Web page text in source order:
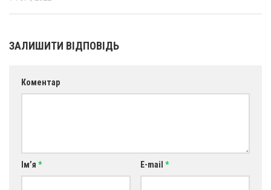
ЗАЛИШИТИ ВІДПОВІДЬ
Коментар
Ім’я * E-mail *